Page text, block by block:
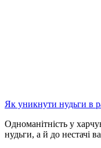
Як уникнути нудьги в
Одноманітність у
нудьги, а й до нестачі